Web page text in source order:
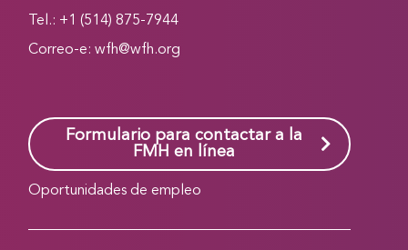
Tel.: +1 (514) 875-7944
Correo-e:wfh@wfh.org
Formulario para contactar a la
FMH en línea
Oportunidades de empleo